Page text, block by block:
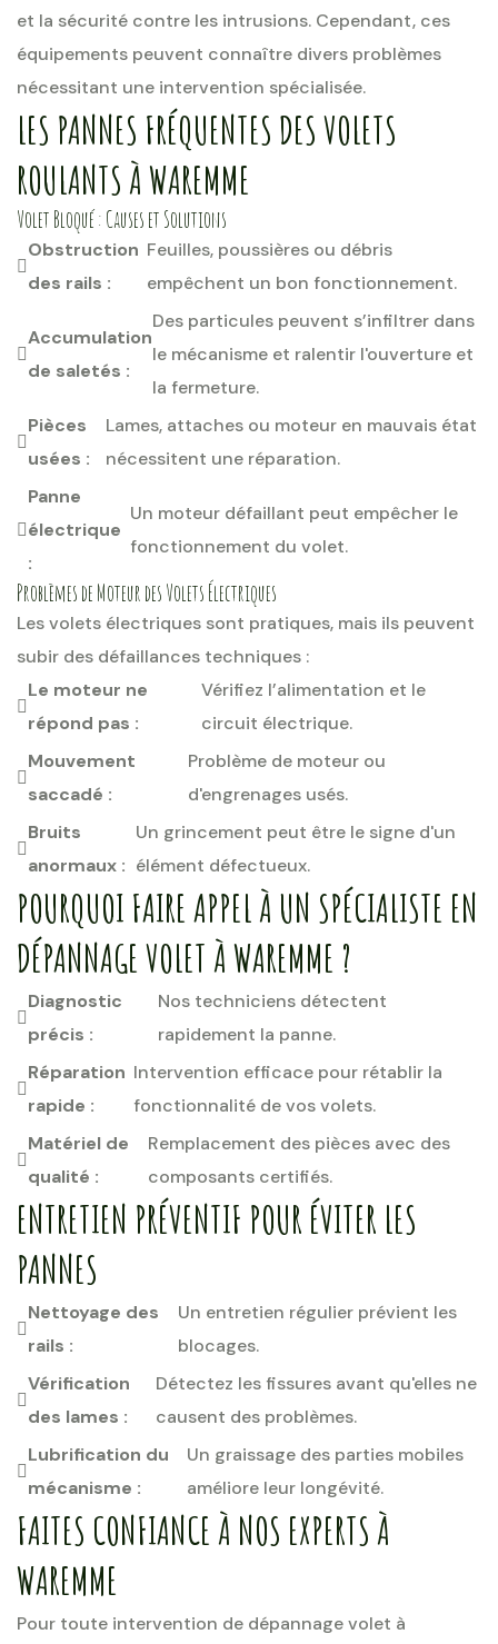
et la sécurité contre les intrusions. Cependant, ces
équipements peuvent connaître divers problèmes
nécessitant une intervention spécialisée.
LES PANNES FRÉQUENTES DES VOLETS
ROULANTS À WAREMME
Volet Bloqué : Causes et Solutions
Obstruction
des rails :
Feuilles, poussières ou débris
empêchent un bon fonctionnement.
Accumulation
de saletés :
Des particules peuvent s’infiltrer dans
le mécanisme et ralentir l'ouverture et
la fermeture.
Pièces
usées :
Lames, attaches ou moteur en mauvais état
nécessitent une réparation.
Panne
électrique
:
Un moteur défaillant peut empêcher le
fonctionnement du volet.
Problèmes de Moteur des Volets Électriques
Les volets électriques sont pratiques, mais ils peuvent
subir des défaillances techniques :
Le moteur ne
répond pas :
Vérifiez l’alimentation et le
circuit électrique.
Mouvement
saccadé :
Problème de moteur ou
d'engrenages usés.
Bruits
anormaux :
Un grincement peut être le signe d'un
élément défectueux.
POURQUOI FAIRE APPEL À UN SPÉCIALISTE EN
DÉPANNAGE VOLET À WAREMME ?
Diagnostic
précis :
Nos techniciens détectent
rapidement la panne.
Réparation
rapide :
Intervention efficace pour rétablir la
fonctionnalité de vos volets.
Matériel de
qualité :
Remplacement des pièces avec des
composants certifiés.
ENTRETIEN PRÉVENTIF POUR ÉVITER LES
PANNES
Nettoyage des
rails :
Un entretien régulier prévient les
blocages.
Vérification
des lames :
Détectez les fissures avant qu'elles ne
causent des problèmes.
Lubrification du
mécanisme :
Un graissage des parties mobiles
améliore leur longévité.
FAITES CONFIANCE À NOS EXPERTS À
WAREMME
Pour toute intervention de dépannage volet à